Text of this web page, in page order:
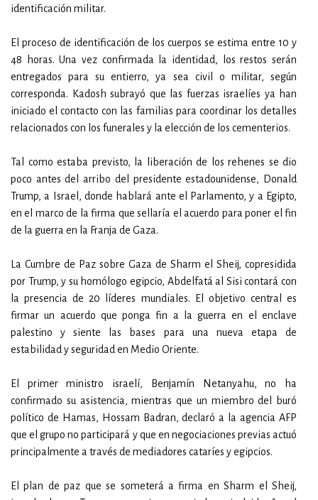
identificación militar.
El proceso de identificación de los cuerpos se estima entre 10 y
48 horas. Una vez confirmada la identidad, los restos serán
entregados para su entierro, ya sea civil o militar, según
corresponda. Kadosh subrayó que las fuerzas israelíes ya han
iniciado el contacto con las familias para coordinar los detalles
relacionados con los funerales y la elección de los cementerios.
Tal como estaba previsto, la liberación de los rehenes se dio
poco antes del arribo del presidente estadounidense, Donald
Trump, a Israel, donde hablará ante el Parlamento, y a Egipto,
en el marco de la firma que sellaría el acuerdo para poner el fin
de la guerra en la Franja de Gaza.
La Cumbre de Paz sobre Gaza de Sharm el Sheij, copresidida
por Trump, y su homólogo egipcio, Abdelfatá al Sisi contará con
la presencia de 20 líderes mundiales. El objetivo central es
firmar un acuerdo que ponga fin a la guerra en el enclave
palestino y siente las bases para una nueva etapa de
estabilidad y seguridad en Medio Oriente.
El primer ministro israelí, Benjamín Netanyahu, no ha
confirmado su asistencia, mientras que un miembro del buró
político de Hamas, Hossam Badran, declaró a la agencia AFP
que el grupo no participará y que en negociaciones previas actuó
principalmente a través de mediadores cataríes y egipcios.
El plan de paz que se someterá a firma en Sharm el Sheij,